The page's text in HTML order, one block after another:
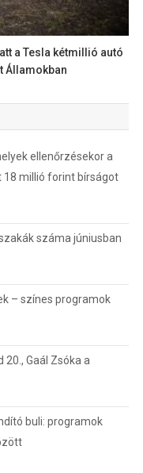
a Tesla kétmillió autó
Államokban
ellenőrzésekor a
millió forint bírságot
száma júniusban
– színes programok
Gaál Zsóka a
buli: programok